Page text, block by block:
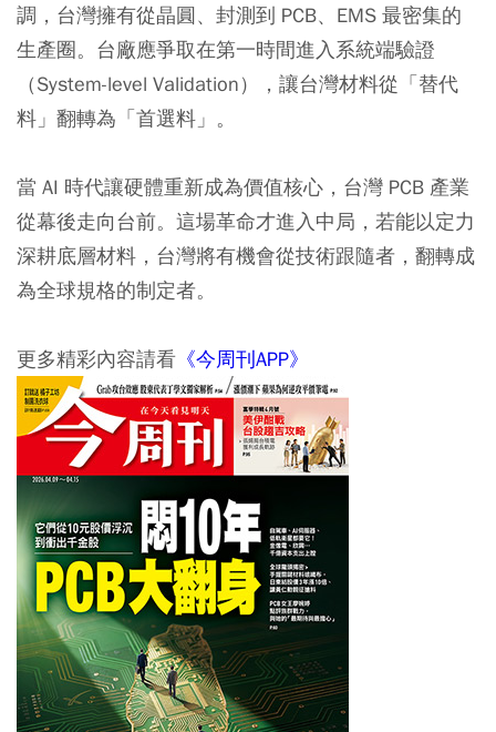
調，台灣擁有從晶圓、封測到 PCB、EMS 最密集的
生產圈。台廠應爭取在第一時間進入系統端驗證
（System-level Validation），讓台灣材料從「替代
料」翻轉為「首選料」。
當 AI 時代讓硬體重新成為價值核心，台灣 PCB 產業
從幕後走向台前。這場革命才進入中局，若能以定力
深耕底層材料，台灣將有機會從技術跟隨者，翻轉成
為全球規格的制定者。
更多精彩內容請看 《今周刊APP》